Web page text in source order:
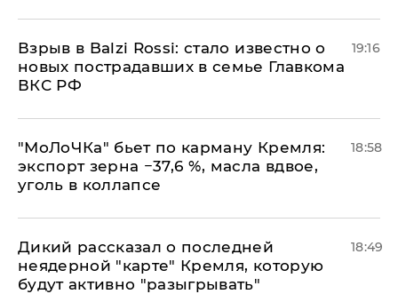
Взрыв в Balzi Rossi: стало известно о
новых пострадавших в семье Главкома
ВКС РФ
19:16
​"МоЛоЧКа" бьет по карману Кремля:
экспорт зерна −37,6 %, масла вдвое,
уголь в коллапсе
18:58
Дикий рассказал о последней
неядерной "карте" Кремля, которую
будут активно "разыгрывать"
18:49